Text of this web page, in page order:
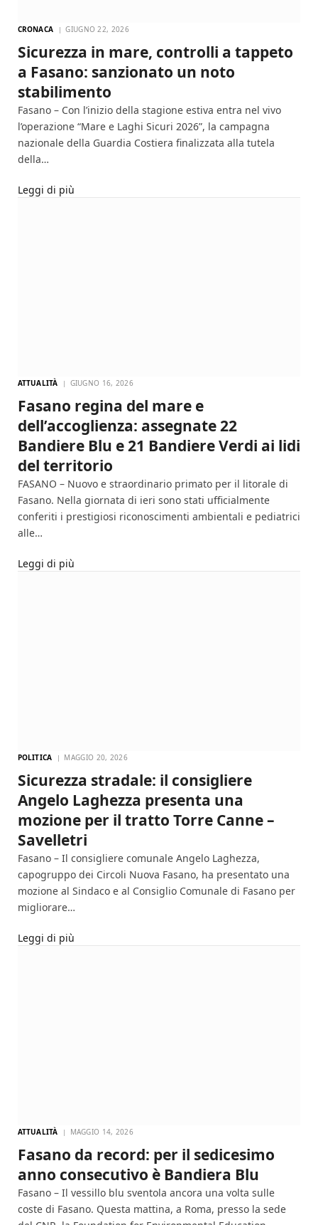
CRONACA GIUGNO 22, 2026
Sicurezza in mare, controlli a tappeto
a Fasano: sanzionato un noto
stabilimento
Fasano – Con l’inizio della stagione estiva entra nel vivo
l’operazione “Mare e Laghi Sicuri 2026”, la campagna
nazionale della Guardia Costiera finalizzata alla tutela
della…
Leggi di più
ATTUALITÀ GIUGNO 16, 2026
Fasano regina del mare e
dell’accoglienza: assegnate 22
Bandiere Blu e 21 Bandiere Verdi ai lidi
del territorio
FASANO – Nuovo e straordinario primato per il litorale di
Fasano. Nella giornata di ieri sono stati ufficialmente
conferiti i prestigiosi riconoscimenti ambientali e pediatrici
alle…
Leggi di più
POLITICA MAGGIO 20, 2026
Sicurezza stradale: il consigliere
Angelo Laghezza presenta una
mozione per il tratto Torre Canne –
Savelletri
Fasano – Il consigliere comunale Angelo Laghezza,
capogruppo dei Circoli Nuova Fasano, ha presentato una
mozione al Sindaco e al Consiglio Comunale di Fasano per
migliorare…
Leggi di più
ATTUALITÀ MAGGIO 14, 2026
Fasano da record: per il sedicesimo
anno consecutivo è Bandiera Blu
Fasano – Il vessillo blu sventola ancora una volta sulle
coste di Fasano. Questa mattina, a Roma, presso la sede